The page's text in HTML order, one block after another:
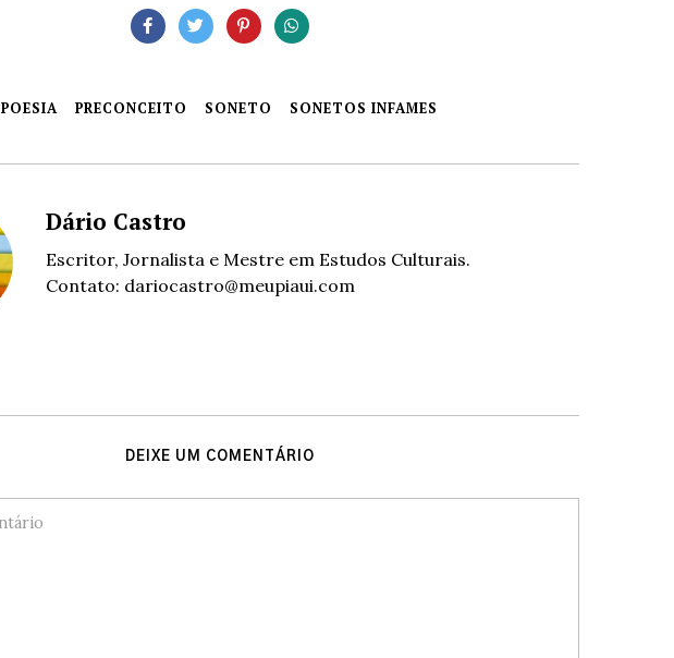
POESIA PRECONCEITO SONETO SONETOS INFAMES
Dário Castro
Escritor, Jornalista e Mestre em Estudos Culturais.
Contato: dariocastro@meupiaui.com
DEIXE UM COMENTÁRIO